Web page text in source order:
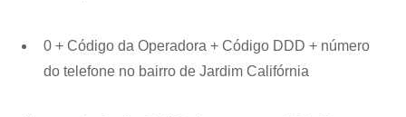
0 + Código da Operadora + Código DDD + número
do telefone no bairro de Jardim Califórnia